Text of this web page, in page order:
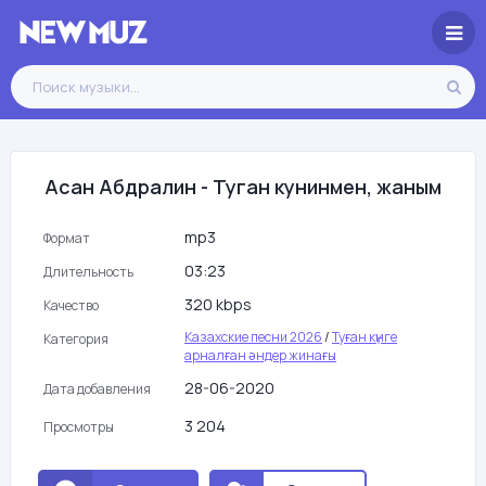
Асан Абдралин - Туган кунинмен, жаным
Формат mp3
Длительность 03:23
Качество 320 kbps
Категория Казахские песни 2026/Туған күнге
арналған әндер жинағы
Дата добавления
28-06-2020
Просмотры 3 204